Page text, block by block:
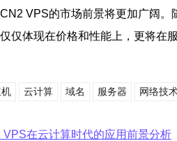
VPS的市场前景将更加广阔
仅仅体现在价格和性能上，更将
云计算 域名 服务器 网络技
VPS在云计算时代的应用前景分析